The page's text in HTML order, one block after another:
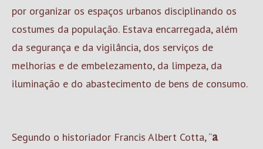
por organizar os espaços urbanos disciplinando os
costumes da população. Estava encarregada, além
da segurança e da vigilância, dos serviços de
melhorias e de embelezamento, da limpeza, da
iluminação e do abastecimento de bens de consumo.
Segundo o historiador Francis Albert Cotta, “a